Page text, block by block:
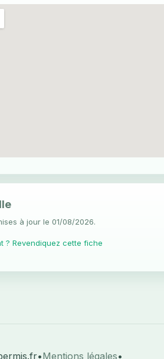
à jour le 01/08/2026.
? Revendiquez cette fiche
•Mentions légales•